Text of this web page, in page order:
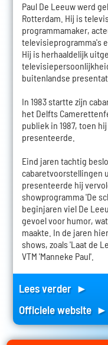
Paul De Leeuw werd
Rotterdam. Hij is
programmamaker,
televisieprogramma's
Hij is herhaaldelijk
buitenlandse
In 1983 startte zijn
het Delfts
publiek in 1987, toen
presenteerde.
Eind jaren tachtig
cabaretvoorstellingen
presenteerde hij
showprogramma 'De
beginjaren viel De
gevoel voor humor,
maakte. In de jaren
shows, zoals 'Laat de
VTM 'Manneke Paul'.
Lees verder ►
Officiele website ►